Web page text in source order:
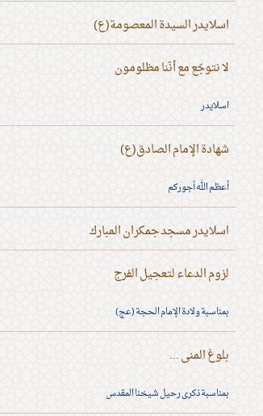
اسلايدر السيدة المعصومة(ع)
لا نتوجّع مع أنّنا مظلومون
اسلايدر
شهادة الإمام الصادق(ع)
أعظم الله أجوركم
اسلايدر مسجد جمكران المبارك
لزوم الدعاء لتعجيل الفرج
بمناسبة ولادة الإمام الحجة (عج)
بلوغ المنى ...
بمناسبة ذكرى رحيل شيخنا المقدس